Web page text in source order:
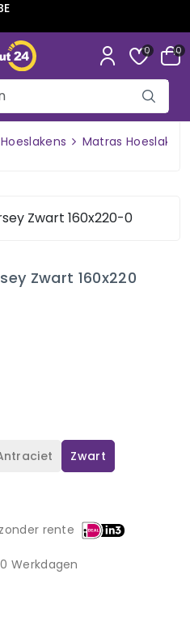
0 0
Hoeslakens Matras Hoeslaken
Zwart 160x220
Zwart
rente
Werkdagen